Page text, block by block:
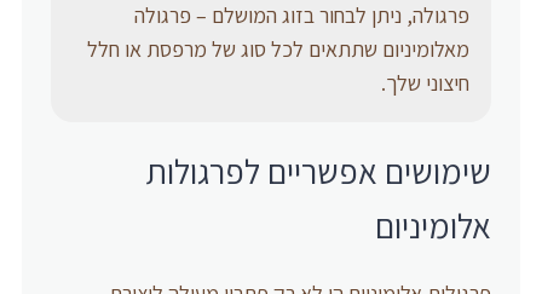
פרגולה, ניתן לבחור בזוג המושלם – פרגולה
מאלומיניום שתתאים לכל סוג של מרפסת או חלל
חיצוני שלך.
שימושים אפשריים לפרגולות
אלומיניום